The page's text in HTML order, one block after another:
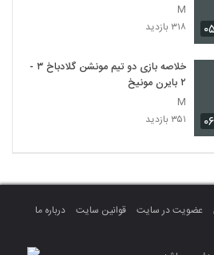
M
۳۱۸ بازدید
خلاصه بازی دو تیم مونشن گلادباخ ۳ -
۲ بایرن مونیخ
M
۳۵۱ بازدید
عضویت در سایت قوانین سایت
درباره ما